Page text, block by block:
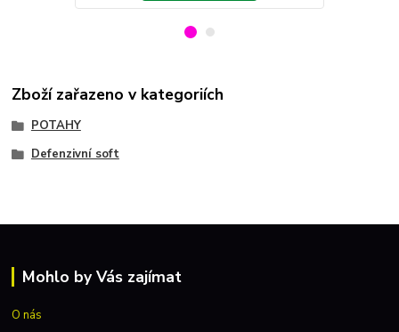
Zboží zařazeno v kategoriích
POTAHY
Defenzivní soft
Mohlo by Vás zajímat
O nás